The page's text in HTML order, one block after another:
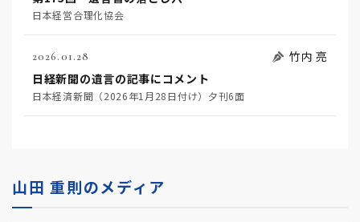
日本経営合理化協会
2026.01.28
竹内 亮
日経新聞の遺言の記事にコメント
日本経済新聞（2026年1月28日付け）夕刊6面
山田 重則のメディア